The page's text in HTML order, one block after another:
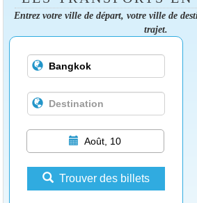
Entrez votre ville de départ, votre ville de
trajet.
Août, 10
Trouver des billets